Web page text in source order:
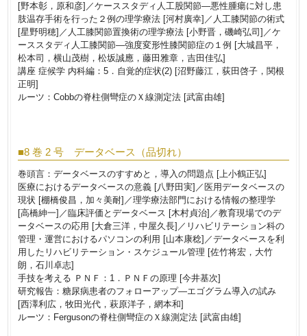
[野本彰，原和彦]／ケーススタディ人工股関節―悪性腫瘍に対し患
肢温存手術を行った２例の理学療法 [河村廣幸]／人工膝関節の術式
[星野明穂]／人工膝関節置換術の理学療法 [小野晋，磯崎弘司]／ケ
ーススタディ人工膝関節―強度変形性膝関節症の１例 [大城昌平，
松本司，横山茂樹，松坂誠應，藤田雅章，吉田佳弘]
講座 症候学 内科編：5．自覚的症状(2) [沼野藤江，荻田啓子，関根
正明]
ルーツ：Cobbの脊柱側彎症のＸ線測定法 [武富由雄]
■8 巻 2 号 データベース（品切れ）
巻頭言：データベースのすすめと，導入の問題点 [上小鶴正弘]
医療におけるデータベースの意義 [八野田実]／医用データベースの
現状 [棚橋俊昌，加々美耐]／理学療法部門における情報の整理学
[高橋紳一]／臨床評価とデータベース [木村貞治]／教育現場でのデ
ータベースの応用 [大倉三洋，中屋久長]／リハビリテーション科の
管理・運営におけるパソコンの利用 [山本康稔]／データベースを利
用したリハビリテーション・スケジュール管理 [佐竹将宏，大竹
朗，石川卓志]
手技を考える ＰＮＦ：1．ＰＮＦの原理 [今井基次]
研究報告：糖尿病患者のフォローアップ―エゴグラム導入の試み
[西澤利広，牧田光代，萩原洋子，網本和]
ルーツ：Fergusonの脊柱側彎症のＸ線測定法 [武富由雄]